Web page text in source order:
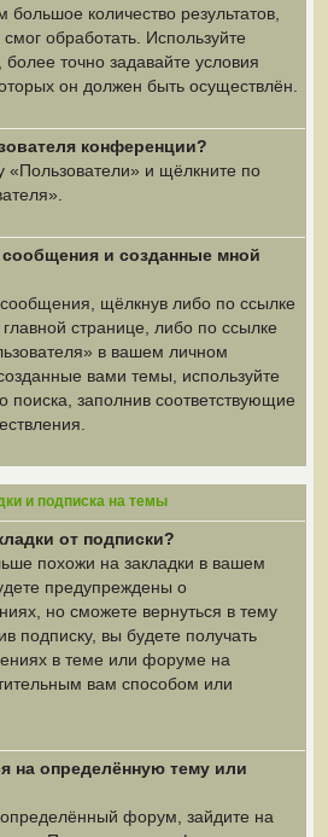
количество результатов,
обработать. Используйте
точно задавайте условия
он должен быть осуществлён.
конференции?
«Пользователи» и щёлкните по
и созданные мной
щёлкнув либо по ссылке
странице, либо по ссылке
в вашем личном
вами темы, используйте
поиска, заполнив соответствующие
и подписка на темы
от подписки?
похожи на закладки в вашем
предупреждены о
но сможете вернуться в тему
подписку, вы будете получать
в теме или форуме на
вам способом или
на определённую тему или
форум, зайдите на